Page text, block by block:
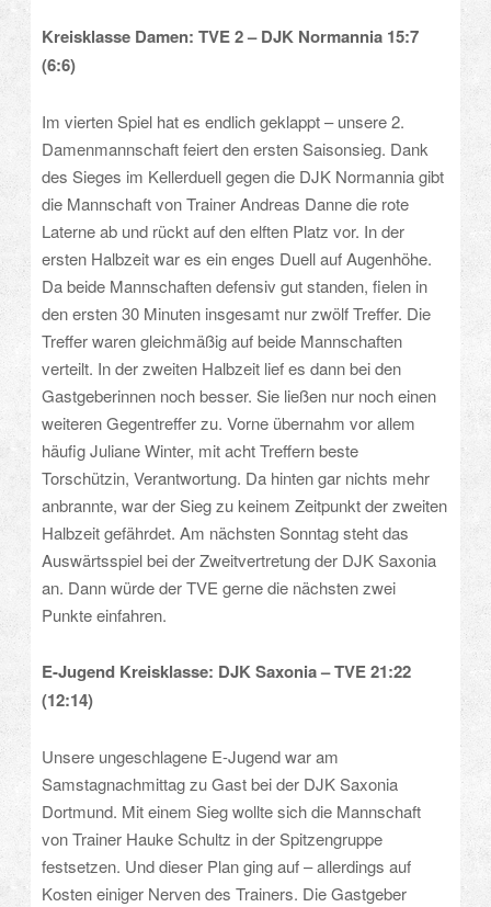
Kreisklasse Damen: TVE 2 – DJK Normannia 15:7
(6:6)
Im vierten Spiel hat es endlich geklappt – unsere 2.
Damenmannschaft feiert den ersten Saisonsieg. Dank
des Sieges im Kellerduell gegen die DJK Normannia gibt
die Mannschaft von Trainer Andreas Danne die rote
Laterne ab und rückt auf den elften Platz vor. In der
ersten Halbzeit war es ein enges Duell auf Augenhöhe.
Da beide Mannschaften defensiv gut standen, fielen in
den ersten 30 Minuten insgesamt nur zwölf Treffer. Die
Treffer waren gleichmäßig auf beide Mannschaften
verteilt. In der zweiten Halbzeit lief es dann bei den
Gastgeberinnen noch besser. Sie ließen nur noch einen
weiteren Gegentreffer zu. Vorne übernahm vor allem
häufig Juliane Winter, mit acht Treffern beste
Torschützin, Verantwortung. Da hinten gar nichts mehr
anbrannte, war der Sieg zu keinem Zeitpunkt der zweiten
Halbzeit gefährdet. Am nächsten Sonntag steht das
Auswärtsspiel bei der Zweitvertretung der DJK Saxonia
an. Dann würde der TVE gerne die nächsten zwei
Punkte einfahren.
E-Jugend Kreisklasse: DJK Saxonia – TVE 21:22
(12:14)
Unsere ungeschlagene E-Jugend war am
Samstagnachmittag zu Gast bei der DJK Saxonia
Dortmund. Mit einem Sieg wollte sich die Mannschaft
von Trainer Hauke Schultz in der Spitzengruppe
festsetzen. Und dieser Plan ging auf – allerdings auf
Kosten einiger Nerven des Trainers. Die Gastgeber